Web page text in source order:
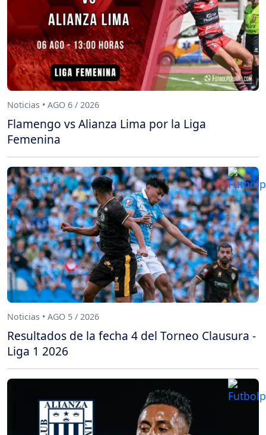
Noticias • AGO 6 / 2026
Flamengo vs Alianza Lima por la Liga
Femenina
Noticias • AGO 5 / 2026
Resultados de la fecha 4 del Torneo Clausura -
Liga 1 2026